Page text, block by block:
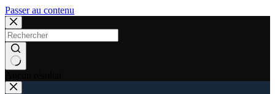
Passer au contenu